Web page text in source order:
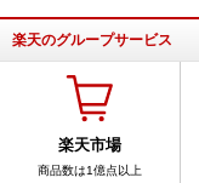
楽天のグループサービス
楽天市場
商品数は1億点以上